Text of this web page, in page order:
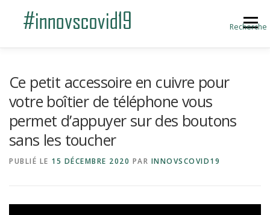
Recherche
Menu
SOUMETTRE UNE INNOVATION
Ce petit accessoire en cuivre pour
votre boîtier de téléphone vous
permet d’appuyer sur des boutons
sans les toucher
PUBLIÉ LE 15 DÉCEMBRE 2020 PAR INNOVSCOVID19